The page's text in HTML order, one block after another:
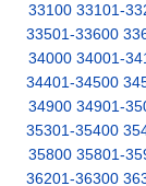
33100 33101-
33501-33600
34000 34001-
34401-34500
34900 34901-
35301-35400
35800 35801-
36201-36300